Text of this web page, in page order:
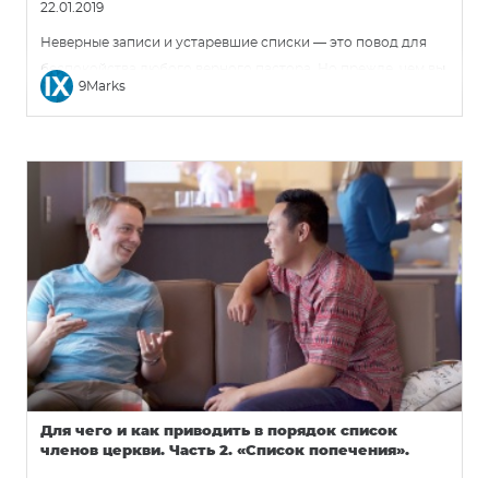
22.01.2019
Неверные записи и устаревшие списки — это повод для
беспокойства любого верного пастора. Но прежде, чем вы
начнете все с «чистого листа», подумайте, почему и как это
9Marks
Для чего и как приводить в порядок список
членов церкви. Часть 2. «Список попечения».